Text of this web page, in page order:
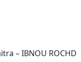
– IBNOU ROCHD